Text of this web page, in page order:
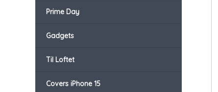
Prime Day
Gadgets
Til Loftet
Covers iPhone 15